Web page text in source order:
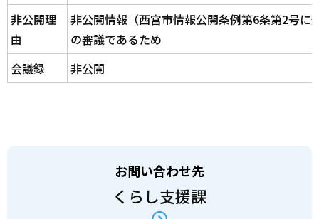
非公開理
由
非公開情報（西宮市情報公開条例第6条第2号に
の審議であるため
会議録
非公開
お問い合わせ先
くらし支援課